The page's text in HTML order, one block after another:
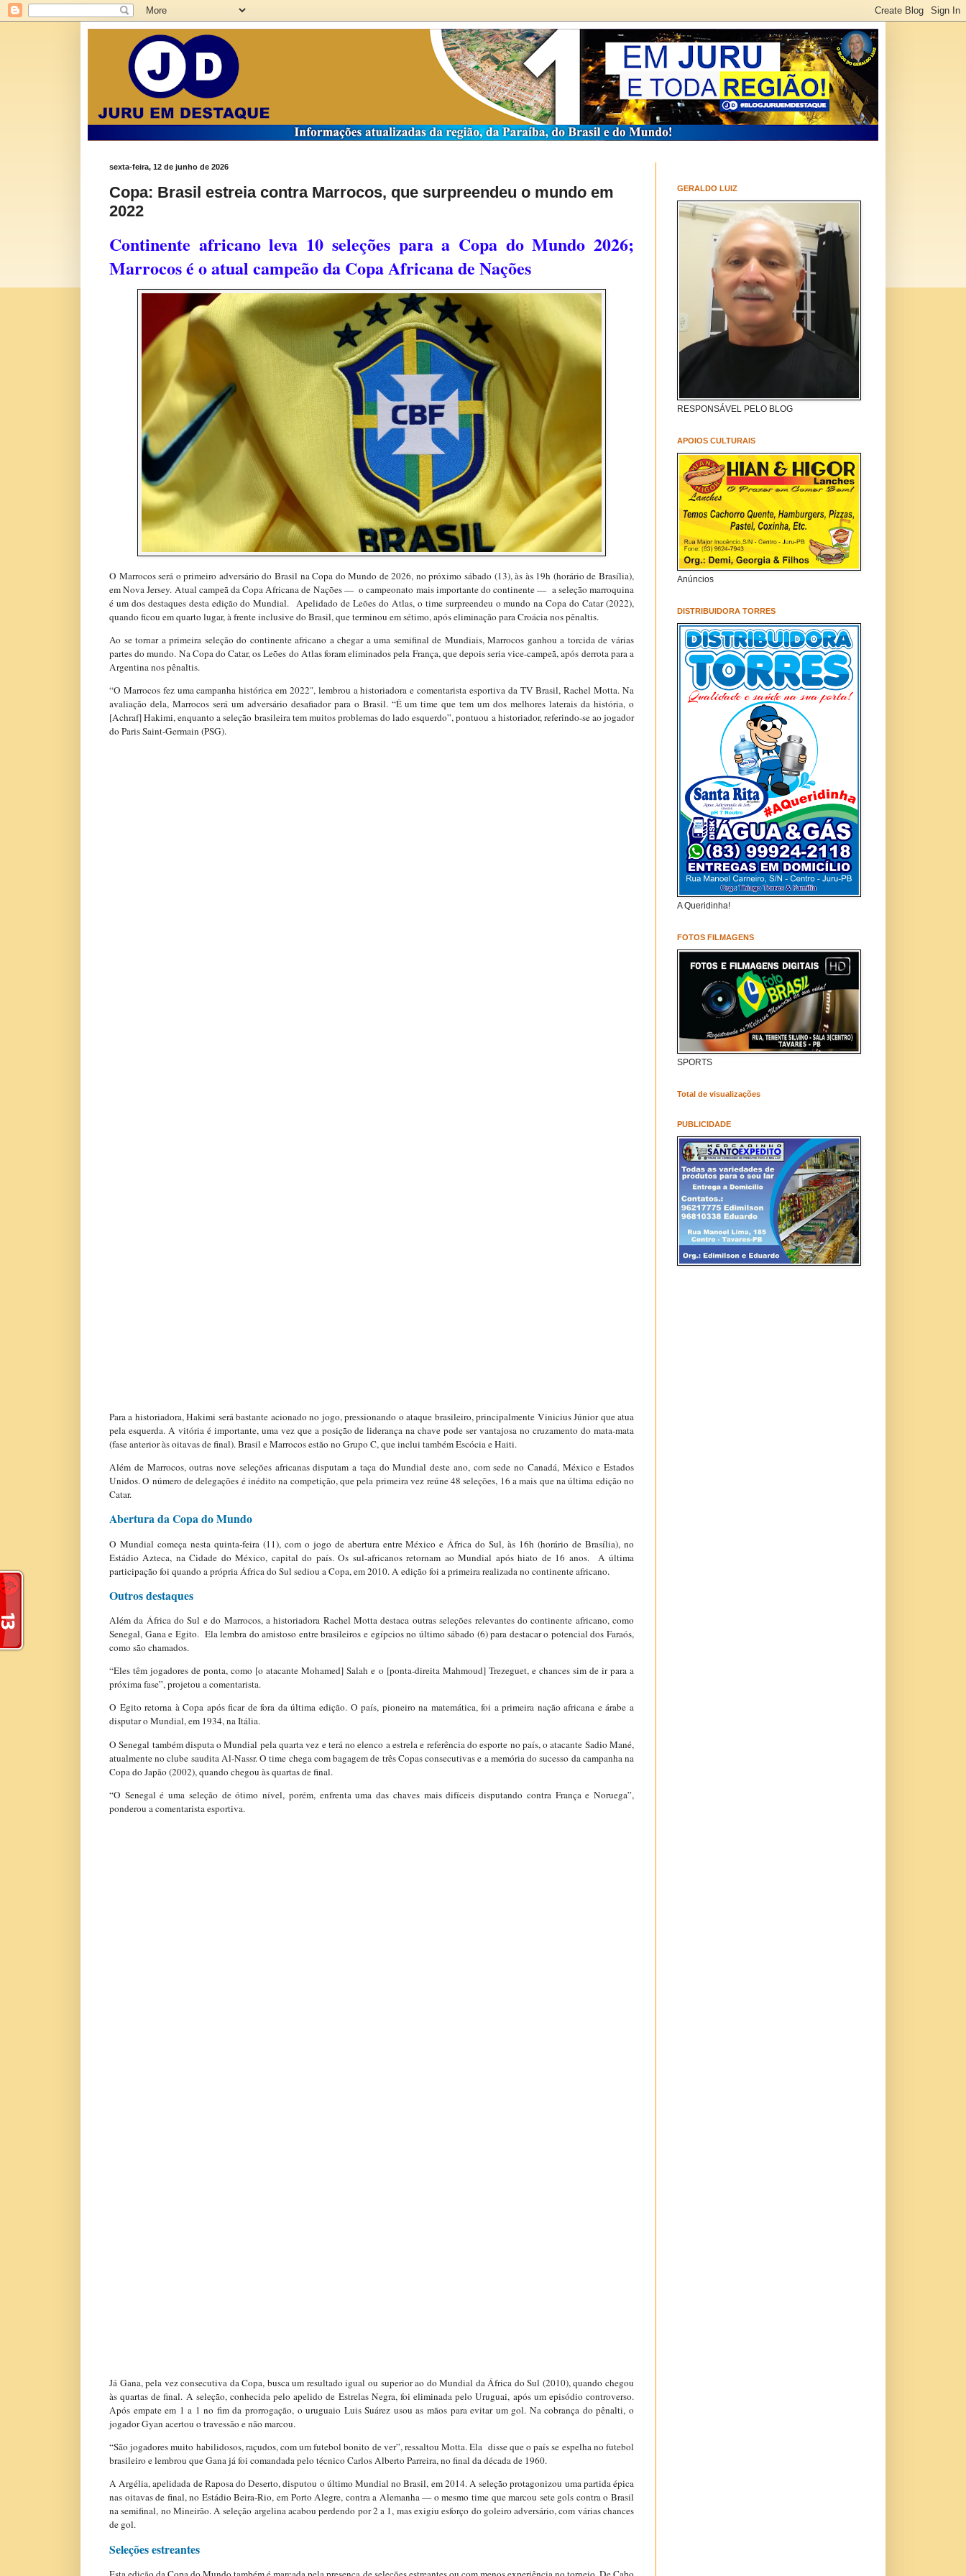
sexta-feira, 12 de junho de 2026
Copa: Brasil estreia contra Marrocos, que surpreendeu o mundo em
2022
Continente africano leva 10 seleções para a Copa do Mundo 2026;
Marrocos é o atual campeão da Copa Africana de Nações
O Marrocos será o primeiro adversário do Brasil na Copa do Mundo de 2026, no próximo sábado (13), às às 19h (horário de Brasília),
em Nova Jersey. Atual campeã da Copa Africana de Nações — o campeonato mais importante do continente — a seleção marroquina
é um dos destaques desta edição do Mundial. Apelidado de Leões do Atlas, o time surpreendeu o mundo na Copa do Catar (2022),
quando ficou em quarto lugar, à frente inclusive do Brasil, que terminou em sétimo, após eliminação para Croácia nos pênaltis.
Ao se tornar a primeira seleção do continente africano a chegar a uma semifinal de Mundiais, Marrocos ganhou a torcida de várias
partes do mundo. Na Copa do Catar, os Leões do Atlas foram eliminados pela França, que depois seria vice-campeã, após derrota para a
Argentina nos pênaltis.
“O Marrocos fez uma campanha histórica em 2022", lembrou a historiadora e comentarista esportiva da TV Brasil, Rachel Motta. Na
avaliação dela, Marrocos será um adversário desafiador para o Brasil. “É um time que tem um dos melhores laterais da história, o
[Achraf] Hakimi, enquanto a seleção brasileira tem muitos problemas do lado esquerdo”, pontuou a historiador, referindo-se ao jogador
do Paris Saint-Germain (PSG).
Para a historiadora, Hakimi será bastante acionado no jogo, pressionando o ataque brasileiro, principalmente Vinicius Júnior que atua
pela esquerda. A vitória é importante, uma vez que a posição de liderança na chave pode ser vantajosa no cruzamento do mata-mata
(fase anterior às oitavas de final). Brasil e Marrocos estão no Grupo C, que inclui também Escócia e Haiti.
Além de Marrocos, outras nove seleções africanas disputam a taça do Mundial deste ano, com sede no Canadá, México e Estados
Unidos. O número de delegações é inédito na competição, que pela primeira vez reúne 48 seleções, 16 a mais que na última edição no
Catar.
Abertura da Copa do Mundo
O Mundial começa nesta quinta-feira (11), com o jogo de abertura entre México e África do Sul, às 16h (horário de Brasília), no
Estádio Azteca, na Cidade do México, capital do país. Os sul-africanos retornam ao Mundial após hiato de 16 anos. A última
participação foi quando a própria África do Sul sediou a Copa, em 2010. A edição foi a primeira realizada no continente africano.
Outros destaques
Além da África do Sul e do Marrocos, a historiadora Rachel Motta destaca outras seleções relevantes do continente africano, como
Senegal, Gana e Egito. Ela lembra do amistoso entre brasileiros e egípcios no último sábado (6) para destacar o potencial dos Faraós,
como são chamados.
“Eles têm jogadores de ponta, como [o atacante Mohamed] Salah e o [ponta-direita Mahmoud] Trezeguet, e chances sim de ir para a
próxima fase”, projetou a comentarista.
O Egito retorna à Copa após ficar de fora da última edição. O país, pioneiro na matemática, foi a primeira nação africana e árabe a
disputar o Mundial, em 1934, na Itália.
O Senegal também disputa o Mundial pela quarta vez e terá no elenco a estrela e referência do esporte no país, o atacante Sadio Mané,
atualmente no clube saudita Al-Nassr. O time chega com bagagem de três Copas consecutivas e a memória do sucesso da campanha na
Copa do Japão (2002), quando chegou às quartas de final.
“O Senegal é uma seleção de ótimo nível, porém, enfrenta uma das chaves mais difíceis disputando contra França e Noruega”,
ponderou a comentarista esportiva.
Já Gana, pela vez consecutiva da Copa, busca um resultado igual ou superior ao do Mundial da África do Sul (2010), quando chegou
às quartas de final. A seleção, conhecida pelo apelido de Estrelas Negra, foi eliminada pelo Uruguai, após um episódio controverso.
Após empate em 1 a 1 no fim da prorrogação, o uruguaio Luis Suárez usou as mãos para evitar um gol. Na cobrança do pênalti, o
jogador Gyan acertou o travessão e não marcou.
“São jogadores muito habilidosos, raçudos, com um futebol bonito de ver”, ressaltou Motta. Ela disse que o país se espelha no futebol
brasileiro e lembrou que Gana já foi comandada pelo técnico Carlos Alberto Parreira, no final da década de 1960.
A Argélia, apelidada de Raposa do Deserto, disputou o último Mundial no Brasil, em 2014. A seleção protagonizou uma partida épica
nas oitavas de final, no Estádio Beira-Rio, em Porto Alegre, contra a Alemanha — o mesmo time que marcou sete gols contra o Brasil
na semifinal, no Mineirão. A seleção argelina acabou perdendo por 2 a 1, mas exigiu esforço do goleiro adversário, com várias chances
de gol.
Seleções estreantes
GERALDO LUIZ
RESPONSÁVEL PELO BLOG
APOIOS CULTURAIS
Anúncios
DISTRIBUIDORA TORRES
A Queridinha!
FOTOS FILMAGENS
SPORTS
Total de visualizações
PUBLICIDADE